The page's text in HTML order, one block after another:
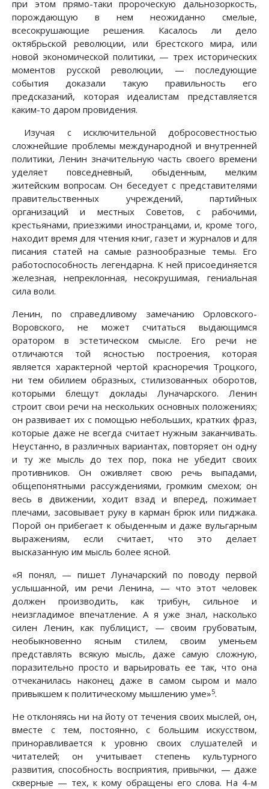
при этом прямо-таки пророческую дальнозоркость,
порождающую в нем неожиданно смелые,
всесокрушающие решения. Касалось ли дело
октябрьской революции, или брестского мира, или
новой экономической политики, — трех исторических
моментов русской революции, — последующие
события доказали такую правильность его
предсказаний, которая идеалистам представляется
каким-то даром провидения.
Изучая с исключительной добросовестностью
сложнейшие проблемы международной и внутренней
политики, Ленин значительную часть своего времени
уделяет повседневный, обыденным, мелким
житейским вопросам. Он беседует с представителями
правительственных учреждений, партийных
организаций и местных Советов, с рабочими,
крестьянами, приезжими иностранцами, и, кроме того,
находит время для чтения книг, газет и журналов и для
писания статей на самые разнообразные темы. Его
работоспособность легендарна. К ней присоединяется
железная, непреклонная, несокрушимая, гениальная
сила воли.
Ленин, по справедливому замечанию Орловского-
Воровского, не может считаться выдающимся
оратором в эстетическом смысле. Его речи не
отличаются той ясностью построения, которая
является характерной чертой красноречия Троцкого,
ни тем обилием образных, стилизованных оборотов,
которыми блещут доклады Луначарского. Ленин
строит свои речи на нескольких основных положениях;
он развивает их с помощью небольших, кратких фраз,
которые даже не всегда считает нужным заканчивать.
Неустанно, в различных вариантах, повторяет он одну
и ту же мысль до тех пор, пока не убедит своих
противников. Он оживляет свою речь выпадами,
общепонятными рассуждениями, громким смехом; он
весь в движении, ходит взад и вперед, пожимает
плечами, засовывает руку в карман брюк или пиджака.
Порой он прибегает к обыденным и даже вульгарным
выражениям, если считает, что это делает
высказанную им мысль более ясной.
«Я понял, — пишет Луначарский по поводу первой
услышанной, им речи Ленина, — что этот человек
должен производить, как трибун, сильное и
неизгладимое впечатление. А я уже знал, насколько
силен Ленин, как публицист, — своим грубоватым,
необыкновенно ясным стилем, своим уменьем
представлять всякую мысль, даже самую сложную,
поразительно просто и варьировать ее так, что она
отчеканилась наконец даже в самом сыром и мало
привыкшем к политическому мышлению уме»5.
Не отклоняясь ни на йоту от течения своих мыслей, он,
вместе с тем, постоянно, с большим искусством,
приноравливается к уровню своих слушателей и
читателей; он учитывает степень культурного
развития, способность восприятия, привычки, — даже
скверные — тех, к кому обращены его слова. На 4-м